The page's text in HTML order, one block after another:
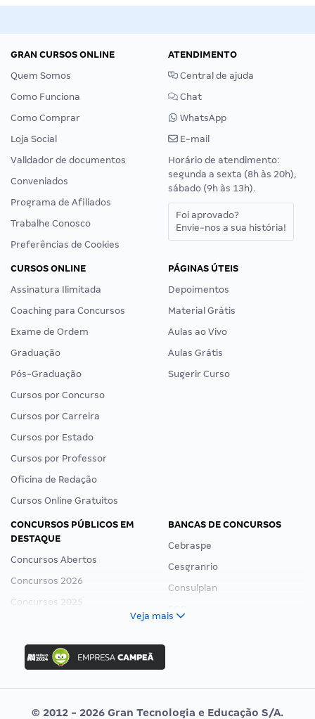
GRAN CURSOS ONLINE
Quem Somos
Como Funciona
Como Comprar
Loja Social
Validador de documentos
Conveniados
Programa de Afiliados
Trabalhe Conosco
Preferências de Cookies
ATENDIMENTO
Central de ajuda
Chat
WhatsApp
E-mail
Horário de atendimento:
segunda a sexta (8h às 20h),
sábado (9h às 13h).
Foi aprovado?
Envie-nos a sua história!
CURSOS ONLINE
Assinatura Ilimitada
Coaching para Concursos
Exame de Ordem
Graduação
Pós-Graduação
Cursos por Concurso
Cursos por Carreira
Cursos por Estado
Cursos por Professor
Oficina de Redação
Cursos Online Gratuitos
PÁGINAS ÚTEIS
Depoimentos
Material Grátis
Aulas ao Vivo
Aulas Grátis
Sugerir Curso
CONCURSOS PÚBLICOS EM
DESTAQUE
Concursos Abertos
Concursos 2026
Concursos 2025
Concurso Ibama
Concurso MPU
Editais publicados
BANCAS DE CONCURSOS
Cebraspe
Cesgranrio
Consulplan
Vunesp
Veja mais
© 2012 - 2026 Gran Tecnologia e Educação S/A.